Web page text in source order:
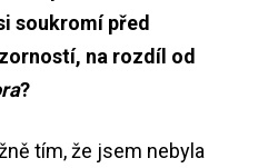
soukromí před
na rozdíl od
?
tím, že jsem nebyla